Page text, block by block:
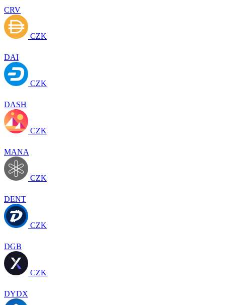
CRV
CZK
DAI
CZK
DASH
CZK
MANA
CZK
DENT
CZK
DGB
CZK
DYDX